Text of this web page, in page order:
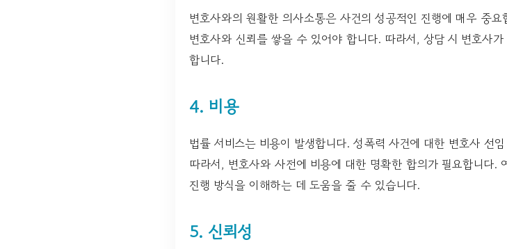
변호사와의 원활한 의사소통은 사건의 성공적인 진행에 매우 중
변호사와 신뢰를 쌓을 수 있어야 합니다. 따라서, 상담 시 변호사
합니다.
4. 비용
법률 서비스는 비용이 발생합니다. 성폭력 사건에 대한 변호사 선
따라서, 변호사와 사전에 비용에 대한 명확한 합의가 필요합니다.
진행 방식을 이해하는 데 도움을 줄 수 있습니다.
5. 신뢰성